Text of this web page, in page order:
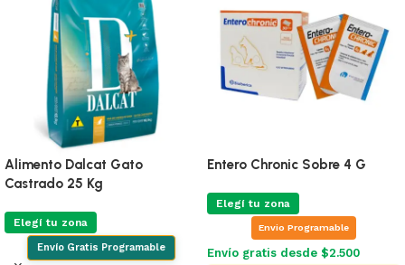
Alimento Dalcat Gato
Castrado 25 Kg
Elegí tu zona
Envío Gratis Programable
Entero Chronic Sobre 4 G
Elegí tu zona
Envio Programable
Envío gratis desde $2.500